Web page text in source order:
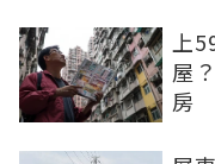
上
屋
房